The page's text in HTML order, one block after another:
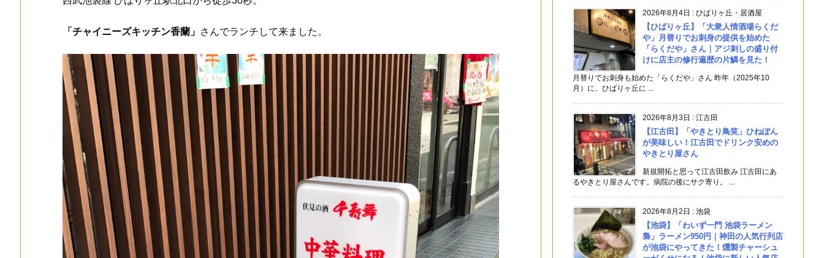
「チャイニーズキッチン香蘭」 さんでランチして来ました。
2026年8月4日 : ひばりヶ丘・居酒屋
【ひばりヶ丘】「大衆人情酒場らくだ
や」月替りでお刺身の提供を始めた
「らくだや」さん｜アジ刺しの盛り付
けに店主の修行遍歴の片鱗を見た！
月替りでお刺身も始めた「らくだや」さん 昨年（2025年10
月）に、ひばりヶ丘に ...
2026年8月3日 : 江古田
【江古田】「やきとり鳥笑」ひねぽん
が美味しい！江古田でドリンク安めの
やきとり屋さん
新規開拓と思って江古田飲み 江古田にあ
るやきとり屋さんです。病院の後にサク寄り。 ...
2026年8月2日 : 池袋
【池袋】「わいず一門 池袋ラーメン
梟」ラーメン950円｜神田の人気行列店
が池袋にやってきた！燻製チャーシュ